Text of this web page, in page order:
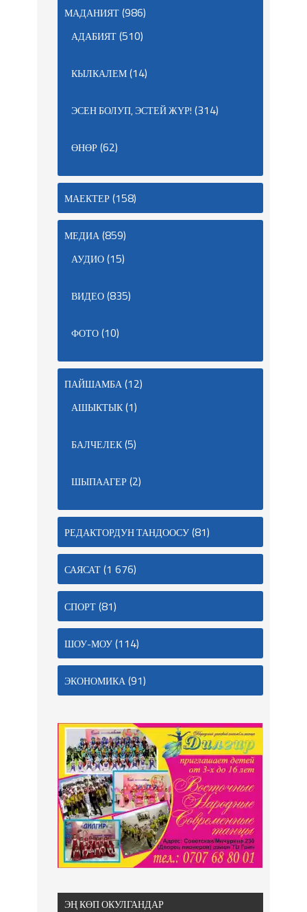
МАДАНИЯТ(986)
АДАБИЯТ(510)
КЫЛКАЛЕМ(14)
ЭСЕН БОЛУП, ЭСТЕЙ ЖҮР! (314)
ӨНӨР(62)
МАЕКТЕР(158)
МЕДИА(859)
АУДИО(15)
ВИДЕО(835)
ФОТО(10)
ПАЙШАМБА(12)
АШЫКТЫК(1)
БАЛЧЕЛЕК(5)
ШЫПААГЕР(2)
РЕДАКТОРДУН ТАНДООСУ(81)
САЯСАТ(1 676)
СПОРТ(81)
ШОУ-МОУ(114)
ЭКОНОМИКА(91)
ЭҢ КӨП ОКУЛГАНДАР